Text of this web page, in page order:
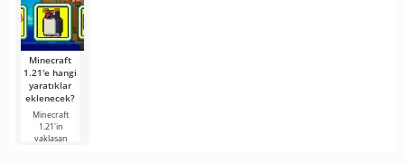
Minecraft
1.21'e hangi
yaratıklar
eklenecek?
Minecraft
1.21'in
yaklaşan